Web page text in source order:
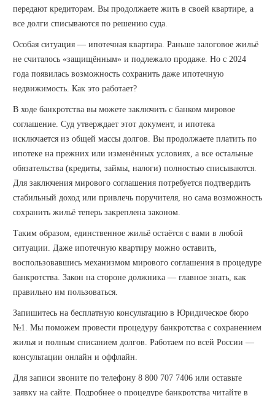
передают кредиторам. Вы продолжаете жить в своей квартире, а
все долги списываются по решению суда.
Особая ситуация — ипотечная квартира. Раньше залоговое жильё
не считалось «защищённым» и подлежало продаже. Но с 2024
года появилась возможность сохранить даже ипотечную
недвижимость. Как это работает?
В ходе банкротства вы можете заключить с банком мировое
соглашение. Суд утверждает этот документ, и ипотека
исключается из общей массы долгов. Вы продолжаете платить по
ипотеке на прежних или изменённых условиях, а все остальные
обязательства (кредиты, займы, налоги) полностью списываются.
Для заключения мирового соглашения потребуется подтвердить
стабильный доход или привлечь поручителя, но сама возможность
сохранить жильё теперь закреплена законом.
Таким образом, единственное жильё остаётся с вами в любой
ситуации. Даже ипотечную квартиру можно оставить,
воспользовавшись механизмом мирового соглашения в процедуре
банкротства. Закон на стороне должника — главное знать, как
правильно им пользоваться.
Запишитесь на бесплатную консультацию в Юридическое бюро
№1. Мы поможем провести процедуру банкротства с сохранением
жилья и полным списанием долгов. Работаем по всей России —
консультации онлайн и оффлайн.
Для записи звоните по телефону 8 800 707 7406 или оставьте
заявку на сайте. Подробнее о процедуре банкротства читайте в